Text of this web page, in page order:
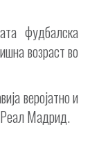
фудбалска
возраст во
веројатно и
Реал Мадрид.